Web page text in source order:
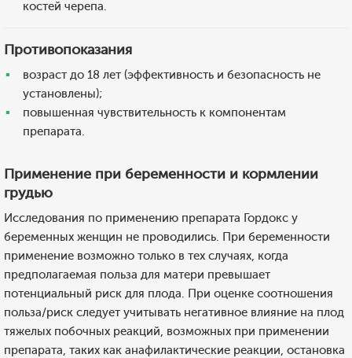
костей черепа.
Противопоказания
возраст до 18 лет (эффективность и безопасность не
установлены);
повышенная чувствительность к компонентам
препарата.
Применение при беременности и кормлении
грудью
Исследования по применению препарата Гордокс у
беременных женщин не проводились. При беременности
применение возможно только в тех случаях, когда
предполагаемая польза для матери превышает
потенциальный риск для плода. При оценке соотношения
польза/риск следует учитывать негативное влияние на плод
тяжелых побочных реакций, возможных при применении
препарата, таких как анафилактические реакции, остановка